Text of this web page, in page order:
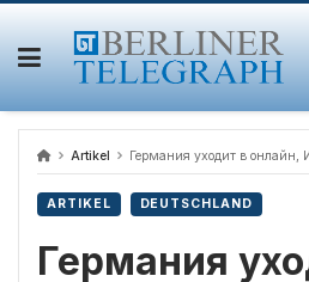
Skip
content
Artikel Германия уходит в онлайн,
ARTIKEL DEUTSCHLAND
Германия